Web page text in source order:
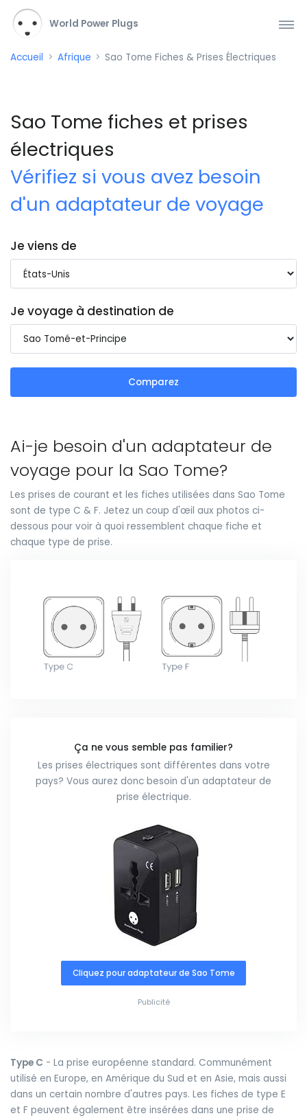
World Power Plugs
Accueil Afrique Sao Tome Fiches & Prises Électriques
Sao Tome fiches et prises
électriques
Vérifiez si vous avez besoin
d'un adaptateur de voyage
Je viens de
Je voyage à destination de
Comparez
Ai-je besoin d'un adaptateur de
voyage pour la Sao Tome?
Les prises de courant et les fiches utilisées dans Sao Tome
sont de type C & F. Jetez un coup d'œil aux photos ci-
dessous pour voir à quoi ressemblent chaque fiche et
chaque type de prise.
Ça ne vous semble pas familier?
Les prises électriques sont différentes dans votre
pays? Vous aurez donc besoin d'un adaptateur de
prise électrique.
Cliquez pour adaptateur de Sao Tome
Publicité
Type C - La prise européenne standard. Communément
utilisé en Europe, en Amérique du Sud et en Asie, mais aussi
dans un certain nombre d'autres pays. Les fiches de type E
et F peuvent également être insérées dans une prise de